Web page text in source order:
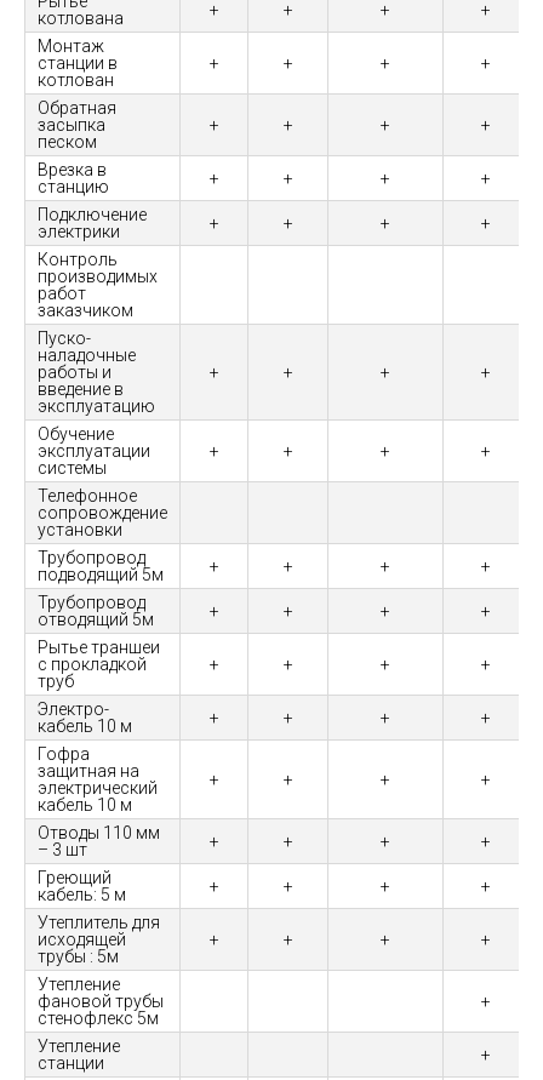
котлована
+ + +
+
Монтаж
станции в
котлован
+ + + +
Обратная
засыпка
песком
+ + + +
Врезка в
станцию
+ + +
+
Подключение
электрики
+ + +
+
Контроль
производимых
работ
заказчиком
Пуско-
наладочные
работы и
введение в
эксплуатацию
+ + + +
Обучение
эксплуатации
системы
+ + + +
Телефонное
сопровождение
установки
Трубопровод
подводящий 5м
+ + +
+
Трубопровод
отводящий 5м
+ + +
+
Рытье траншеи
с прокладкой
труб
+ + + +
Электро-
кабель 10 м
+ + +
+
Гофра
защитная на
электрический
кабель 10 м
+ + + +
Отводы 110 мм
– 3 шт
+ + +
+
Греющий
кабель: 5 м
+ + +
+
Утеплитель для
исходящей
трубы : 5м
+ + + +
Утепление
фановой трубы
стенофлекс 5м
+
Утепление
станции
+